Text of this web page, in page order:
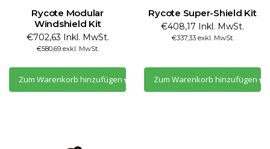
Rycote Modular
Windshield Kit
€702,63 Inkl. MwSt.
€580,69 exkl. MwSt.
Zum Warenkorb hinzufügen
Rycote Super-Shield Kit
€408,17 Inkl. MwSt.
€337,33 exkl. MwSt.
Zum Warenkorb hinzufügen